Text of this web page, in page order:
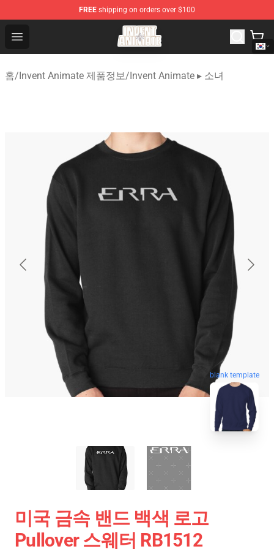
FREE shipping on orders over $100
Open menu
Invent Animate Shop - Official Invent Animate
홈/Invent Animate 제품정보/Invent Animate ▸ 소녀
blank template
미국 금속 밴드 백색 로고
Pullover 스웨터 RB1512